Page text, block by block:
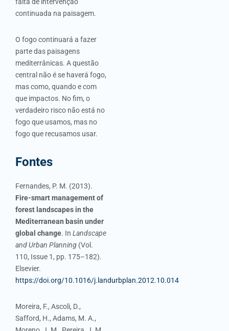
continuada na paisagem.
O fogo continuará a fazer
parte das paisagens
mediterrânicas. A questão
central não é se haverá fogo,
mas como, quando e com
que impactos. No fim, o
verdadeiro risco não está no
fogo que usamos, mas no
fogo que recusamos usar.
Fontes
Fernandes, P. M. (2013).
Fire-smart management of
forest landscapes in the
Mediterranean basin under
global change. In Landscape
and Urban Planning (Vol.
110, Issue 1, pp. 175–182).
Elsevier.
https://doi.org/10.1016/j.landurbplan.2012.10.014
Moreira, F., Ascoli, D.,
Safford, H., Adams, M. A.,